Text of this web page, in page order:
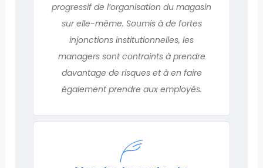
progressif de l’organisation du magasin
sur elle-même. Soumis à de fortes
injonctions institutionnelles, les
managers sont contraints à prendre
davantage de risques et à en faire
également prendre aux employés.